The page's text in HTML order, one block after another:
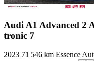
Audi A1 Advanced 2
tronic 7
2023 71 546 km Essence